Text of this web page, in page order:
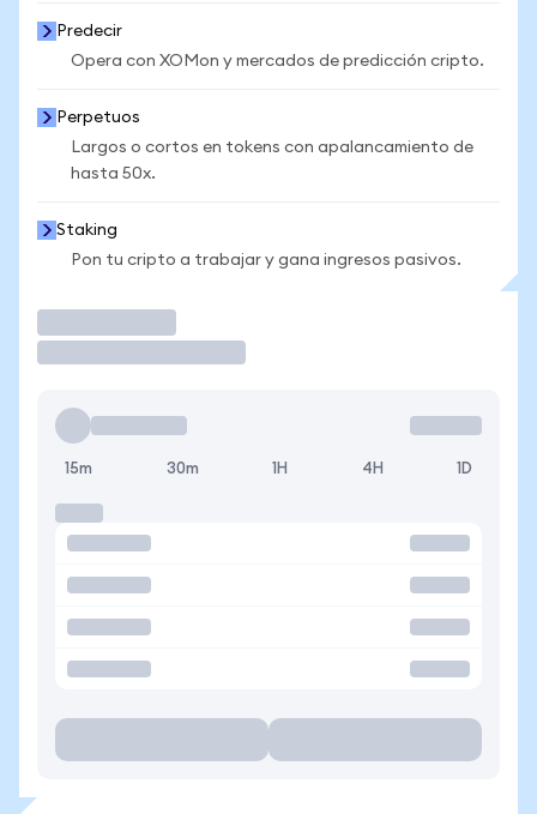
Predecir
Opera con XOMon y mercados de predicción cripto.
Perpetuos
Largos o cortos en tokens con apalancamiento de
hasta 50x.
Staking
Pon tu cripto a trabajar y gana ingresos pasivos.
15m 30m 1H 4H 1D